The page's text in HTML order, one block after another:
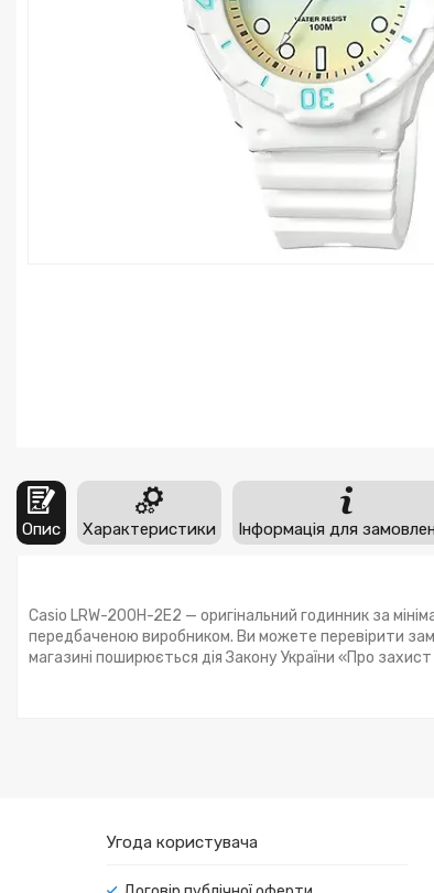
Опис Характеристики Інформація для
Casio LRW-200H-2E2 — оригінальний годинник за
передбаченою виробником. Ви можете перевірити
магазині поширюється дія Закону України «Про
Угода користувача